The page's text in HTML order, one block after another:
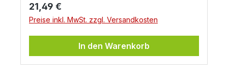
Regulärer Preis:
21,49 €
Preise inkl. MwSt. zzgl. Versandkosten
In den Warenkorb